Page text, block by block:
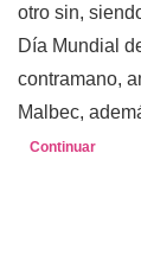
otro sin,
Día Mundial
contramano,
Malbec,
Continuar